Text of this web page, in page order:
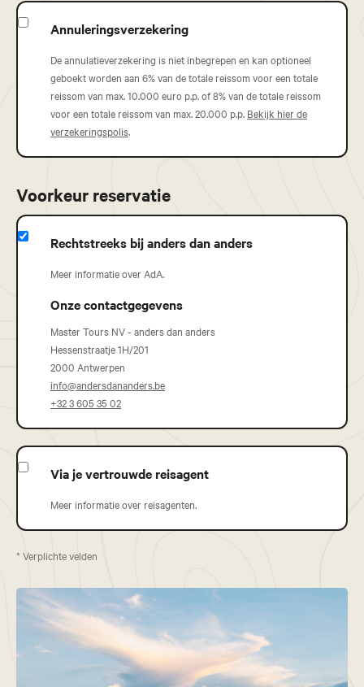
Annuleringsverzekering
De annulatieverzekering is niet inbegrepen en kan optioneel
geboekt worden aan 6% van de totale reissom voor een totale
reissom van max. 10.000 euro p.p. of 8% van de totale reissom
voor een totale reissom van max. 20.000 p.p. Bekijk hier de
verzekeringspolis.
Voorkeur reservatie
Rechtstreeks bij anders dan anders
Meer informatie over AdA.
Onze contactgegevens
Master Tours NV - anders dan anders
Hessenstraatje 1H/201
2000 Antwerpen
info@andersdananders.be
+32 3 605 35 02
Via je vertrouwde reisagent
Meer informatie over reisagenten.
* Verplichte velden